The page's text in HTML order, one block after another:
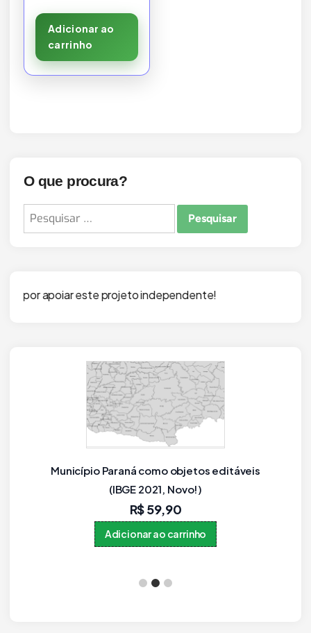
Adicionar ao
carrinho
O que procura?
Pesquisar
por:
projeto independente!
Mapa dos Municípios do Rio Grande do Sul em
PPTX Editável (PowerPoint)
R$59,90
Adicionar ao carrinho